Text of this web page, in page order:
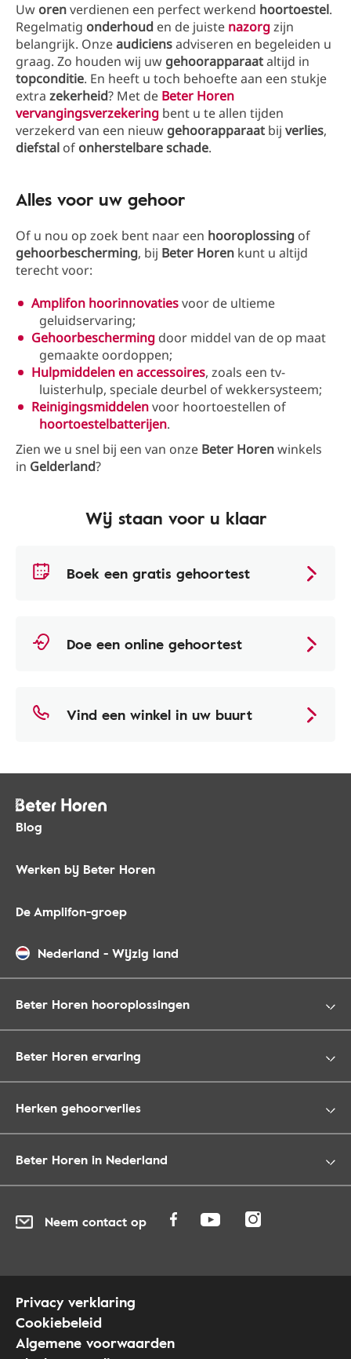
Uw orenverdienen een perfect werkend hoortoestel.
Regelmatig onderhoud en de juiste nazorgzijn
belangrijk. Onzeaudiciensadviseren en begeleiden u
graag. Zo houden wij uw gehoorapparaataltijd in
topconditie. En heeft u toch behoefte aan een stukje
extra zekerheid? Met de Beter Horen
vervangingsverzekering bent u te allen tijden
verzekerd van een nieuw gehoorapparaat bij verlies,
diefstal of onherstelbareschade.
Alles voor uw gehoor
Of u nou op zoek bent naar een hooroplossing of
gehoorbescherming, bij Beter Horen kunt u altijd
terecht voor:
Amplifon hoorinnovatiesvoor de ultieme
geluidservaring;
Gehoorbescherming door middel van de op maat
gemaakte oordoppen;
Hulpmiddelen en accessoires, zoals een tv-
luisterhulp, speciale deurbel of wekkersysteem;
Reinigingsmiddelenvoor hoortoestellen of
hoortoestelbatterijen.
Zien we u snel bij een van onze Beter Horenwinkels
in Gelderland?
Wij staan voor u klaar
Boek een gratis gehoortest
Doe een online gehoortest
Vind een winkel in uw buurt
Blog
Werken bij Beter Horen
De Amplifon-groep
Nederland - Wijzig land
Beter Horen hooroplossingen
Beter Horen ervaring
Herken gehoorverlies
Beter Horen in Nederland
Neem contact op
Privacy verklaring
Cookiebeleid
Algemene voorwaarden